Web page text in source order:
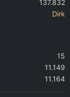
137.832
Dirk
15
11.149
11.164